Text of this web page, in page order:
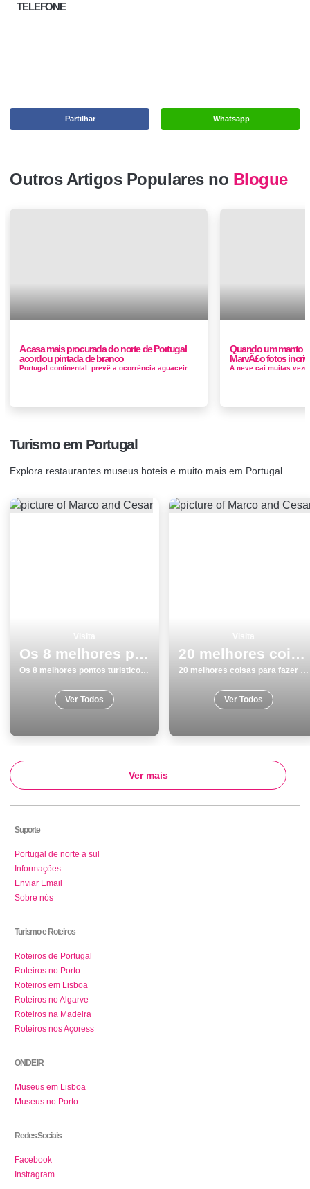
TELEFONE
Whatsapp
Partilhar
Outros Artigos Populares no Blogue
A casa mais procurada do norte de Portugal
acordou pintada de branco
Portugal continental prevê a ocorrência aguaceiros e queda de neve acima dos 800/1.100 metros de altitude no Norte e Centro do pa&ia...
Quando um manto
MarvÃ£o fotos
Turismo em Portugal
Explora restaurantes museus hoteis e muito mais em Portugal
Os 8 melhores pontos turisticos para visitar em GuimarÃ£es
Os 8 melhores pontos turisticos para visitar em GuimarÃ£es
Ver Todos
20 melhores coisas para fazer no inverno em Coimbra
20 melhores coisas para fazer no inverno em Coimbra
Ver Todos
Ver mais
Suporte
Portugal de norte a sul
Informações
Enviar Email
Sobre nós
Turismo e Roteiros
Roteiros de Portugal
Roteiros no Porto
Roteiros em Lisboa
Roteiros no Algarve
Roteiros na Madeira
Roteiros nos Açoress
ONDE IR
Museus em Lisboa
Museus no Porto
Redes Sociais
Facebook
Instragram